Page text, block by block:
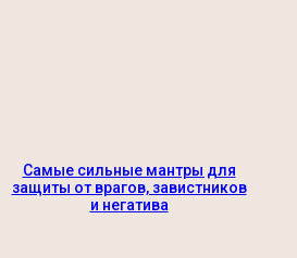
Самые сильные мантры для
защиты от врагов, завистников
и негатива